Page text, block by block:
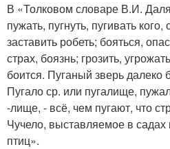
В «Толковом словаре В.И.
пужать, пугнуть, пугивать
заставить робеть; бояться,
страх, боязнь; грозить,
боится. Пуганый зверь
Пугало ср. или пугалище,
-лище, - всё, чем пугают, что
Чучело, выставляемое в садах
птиц».